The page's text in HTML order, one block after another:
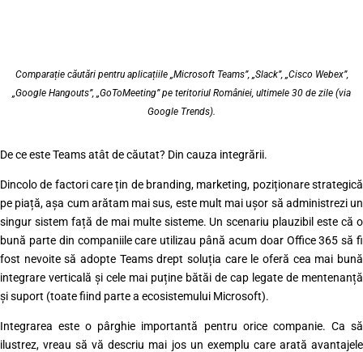
Comparație căutări pentru aplicațiile „Microsoft Teams”, „Slack”, „Cisco Webex”,
„Google Hangouts”, „GoToMeeting” pe teritoriul României, ultimele 30 de zile (via
Google Trends).
De ce este Teams atât de căutat? Din cauza integrării.
Dincolo de factori care țin de branding, marketing, poziționare strategică
pe piață, așa cum arătam mai sus, este mult mai ușor să administrezi un
singur sistem față de mai multe sisteme. Un scenariu plauzibil este că o
bună parte din companiile care utilizau până acum doar Office 365 să fi
fost nevoite să adopte Teams drept soluția care le oferă cea mai bună
integrare verticală și cele mai puține bătăi de cap legate de mentenanță
și suport (toate fiind parte a ecosistemului Microsoft).
Integrarea este o pârghie importantă pentru orice companie. Ca să
ilustrez, vreau să vă descriu mai jos un exemplu care arată avantajele